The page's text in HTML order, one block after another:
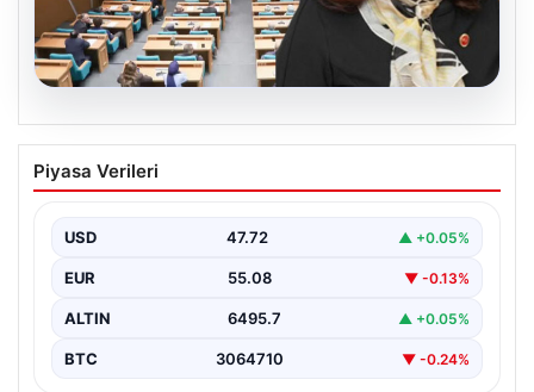
05.08.2026
Üsküdar Belediyesi’nde başkanvekili
Sibel Tan Çetinkaya oldu
Piyasa Verileri
USD 47.72 ▲ +0.05%
EUR 55.08 ▼ -0.13%
ALTIN 6495.7 ▲ +0.05%
BTC 3064710 ▼ -0.24%